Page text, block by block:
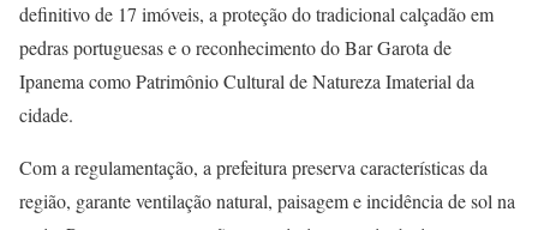
definitivo de 17 imóveis, a proteção do tradicional calçadão em
pedras portuguesas e o reconhecimento do Bar Garota de
Ipanema como Patrimônio Cultural de Natureza Imaterial da
cidade.
Com a regulamentação, a prefeitura preserva características da
região, garante ventilação natural, paisagem e incidência de sol na